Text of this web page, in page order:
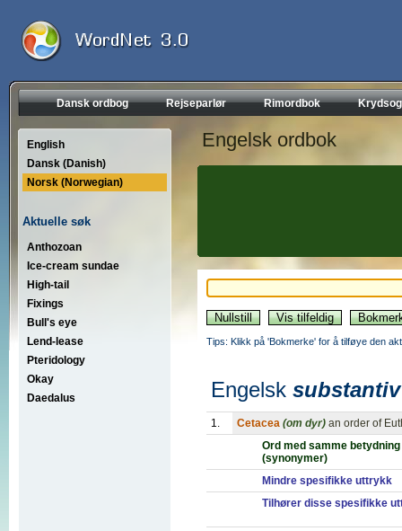
Dansk ordbog Rejseparlør Rimordbok
English
Dansk (Danish)
Norsk (Norwegian)
Aktuelle søk
Anthozoan
Ice-cream sundae
High-tail
Fixings
Bull's eye
Lend-lease
Pteridology
Okay
Daedalus
Engelsk ordbok
Tips: Klikk på 'Bokmerke' for å tilføye den
Engelsk substantiv
1. Cetacea (om dyr) an order of
Ord med samme betydning
(synonymer)
Mindre spesifikke uttrykk
Tilhører disse spesifikke